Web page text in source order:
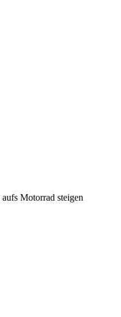
Motorrad steigen